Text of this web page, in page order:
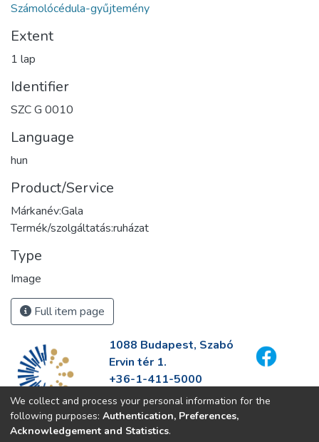
Számolócédula-gyűjtemény
Extent
1 lap
Identifier
SZC G 0010
Language
hun
Product/Service
Márkanév:Gala
Termék/szolgáltatás:ruházat
Type
Image
Full item page
1088 Budapest, Szabó
Ervin tér 1.
+36-1-411-5000
info@fszek.hu
https://fszek.hu
We collect and process your personal information for the
following purposes: Authentication, Preferences,
Acknowledgement and Statistics.